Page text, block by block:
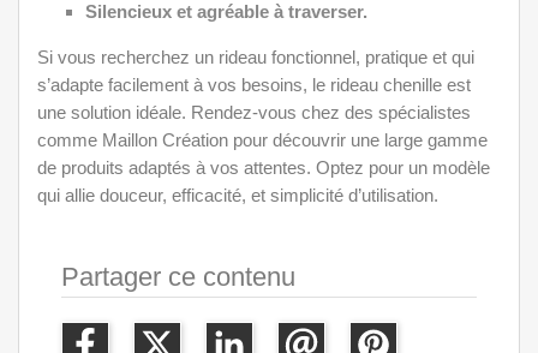
Silencieux et agréable à traverser.
Si vous recherchez un rideau fonctionnel, pratique et qui
s’adapte facilement à vos besoins, le rideau chenille est
une solution idéale. Rendez-vous chez des spécialistes
comme Maillon Création pour découvrir une large gamme
de produits adaptés à vos attentes. Optez pour un modèle
qui allie douceur, efficacité, et simplicité d’utilisation.
Partager ce contenu